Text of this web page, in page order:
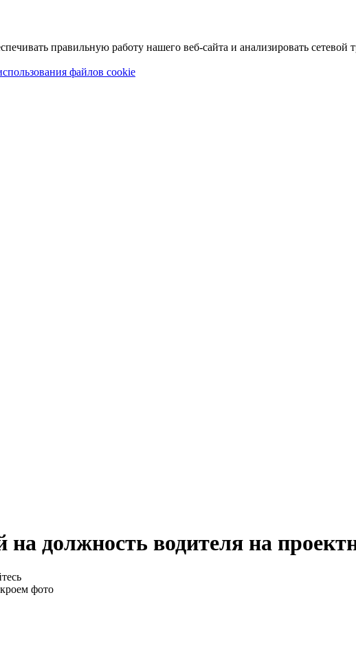
правильную работу нашего веб-сайта и анализировать сетевой
файлов cookie
на должность водителя на
фото